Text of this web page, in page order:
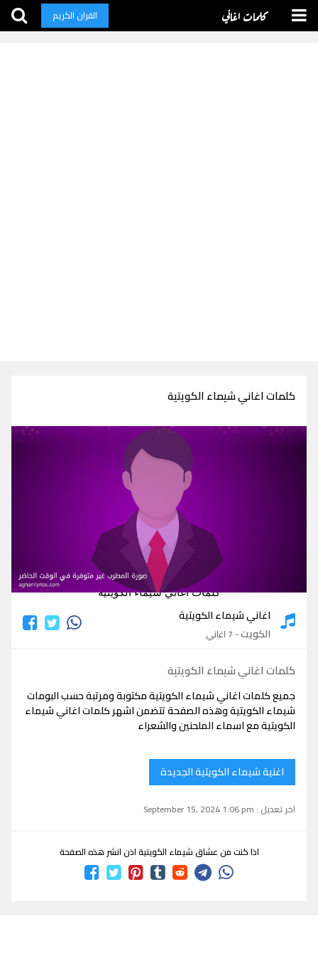
كلمات اغاني القران الكريم
كلمات اغاني شيماء الكويتية
كلمات اغاني شيماء الكويتية
اغاني شيماء الكويتية
الكويت- 7 اغاني
كلمات اغاني شيماء الكويتية
جميع كلمات اغاني شيماء الكويتية مكتوبة ومرتبة حسب البومات
شيماء الكويتية وهذه الصفحة تتضمن اشهر كلمات اغاني شيماء
الكويتية مع اسماء الملحنين والشعراء
اغنية شيماء الكويتية الجديدة
اخر تعديل : September 15, 2024 1:06 pm
اذا كنت من عشاق شيماء الكويتية اذن انشر هذه الصفحة